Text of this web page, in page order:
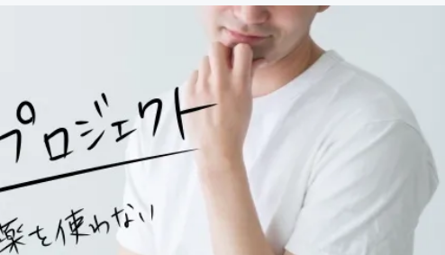
ゲーム・サービス開発
書籍・雑誌出版
起業 チャレンジ
・地域活性化